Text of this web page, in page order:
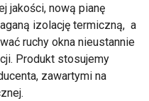
jakości, nową pianę
izolację termiczną, a
ruchy okna nieustannie
Produkt stosujemy
zawartymi na